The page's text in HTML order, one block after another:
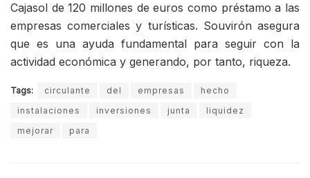
Cajasol de 120 millones de euros como préstamo a las
empresas comerciales y turísticas. Souvirón asegura
que es una ayuda fundamental para seguir con la
actividad económica y generando, por tanto, riqueza.
Tags: circulante del empresas
hecho
instalaciones
inversiones junta
liquidez
mejorar
para